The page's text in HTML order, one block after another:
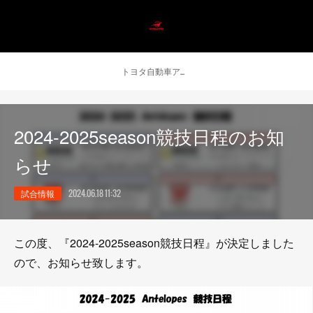
トヨタ自動車アンテロープス公式 ニュース
2024-2025season競技日程のお知
らせ
試合情報 2024.06.18 11:32
この度、『2024-2025season競技日程』が決定しました
ので、お知らせ致します。